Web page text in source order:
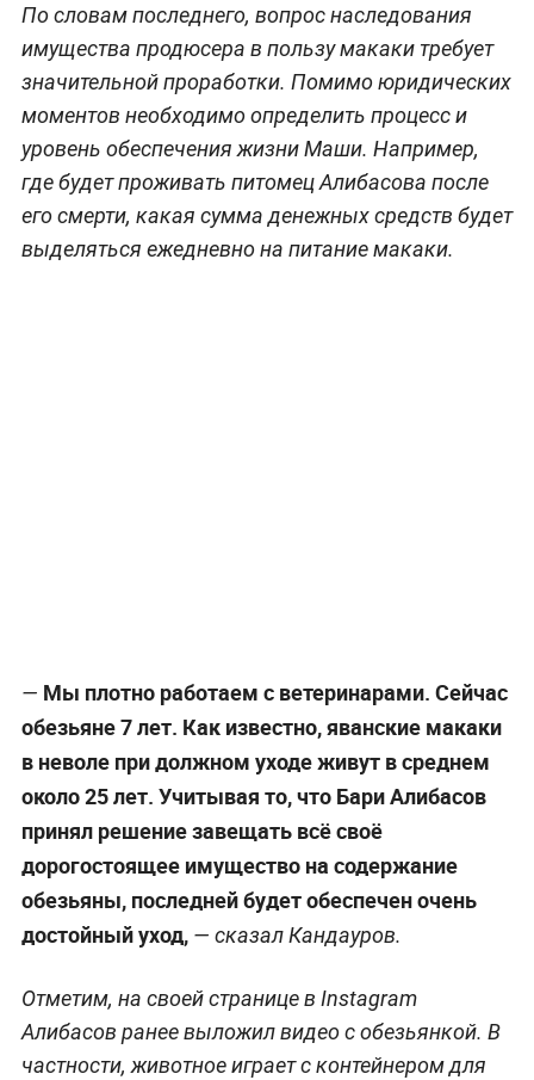
По словам последнего, вопрос наследования
имущества продюсера в пользу макаки требует
значительной проработки. Помимо юридических
моментов необходимо определить процесс и
уровень обеспечения жизни Маши. Например,
где будет проживать питомец Алибасова после
его смерти, какая сумма денежных средств будет
выделяться ежедневно на питание макаки.
— Мы плотно работаем с ветеринарами. Сейчас
обезьяне 7 лет. Как известно, яванские макаки
в неволе при должном уходе живут в среднем
около 25 лет. Учитывая то, что Бари Алибасов
принял решение завещать всё своё
дорогостоящее имущество на содержание
обезьяны, последней будет обеспечен очень
достойный уход,— сказал Кандауров.
Отметим, на своей странице в Instagram
Алибасов ранее выложил видео с обезьянкой. В
частности, животное играет с контейнером для